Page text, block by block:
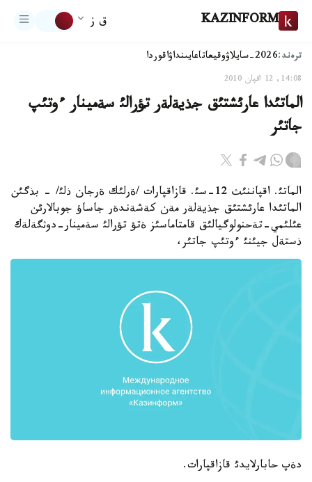
KAZINFORM ق ز
ترەند:2026-سايلاۋ وقيعاتاعايىنداۋاقوردا
14:08, 12 اقپان 2010
الماتئدا عارئشتئق جذيةلةر تؤرالئ سةمينار ءوتئپ
جاتئر
الماتئ. اقپاننئث 12-سئ. قازاقپارات /ةرلئك ةرجان ذلئ/ - بذگئن
الماتئدا عارئشتئق جذيةلةر مةن كةشةندةر جاساؤ جوبالارئن
عئلئمي-تةحنولوگيالئق قامتاماسئز ةتؤ تؤرالئ سةمينار-دوثگةلةك
ذستةل جيئنئ ءوتئپ جاتئر،
دةپ حابارلايدئ قازاقپارات.